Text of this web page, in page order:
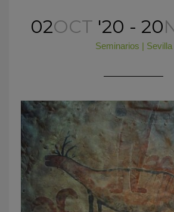
02OCT '20 - 20
Seminarios | Sevilla